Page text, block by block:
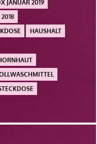
JANUAR 2019
HAUSHALT